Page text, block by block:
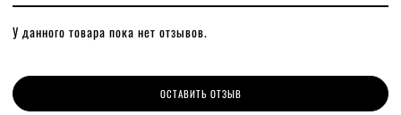
У данного товара пока нет отзывов.
ОСТАВИТЬ ОТЗЫВ